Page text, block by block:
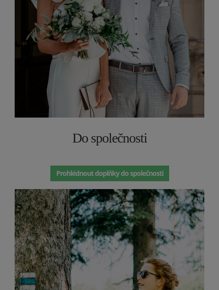
Do společnosti
Prohlédnout doplňky do společnosti